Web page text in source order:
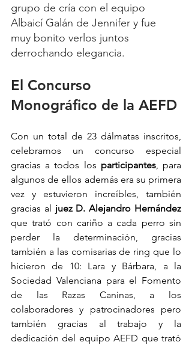
grupo de cría con el equipo
Albaicí Galán de Jennifer y fue
muy bonito verlos juntos
derrochando elegancia.
El Concurso
Monográfico de la AEFD
Con un total de 23 dálmatas inscritos,
celebramos un concurso especial
gracias a todos los participantes, para
algunos de ellos además era su primera
vez y estuvieron increíbles, también
gracias al
que trató con cariño a cada perro sin
perder la determinación, gracias
también a las comisarias de ring que lo
hicieron de 10: Lara y Bárbara, a la
Sociedad Valenciana para el Fomento
de las Razas Caninas, a los
colaboradores y patrocinadores pero
también gracias al trabajo y la
dedicación del equipo AEFD que trató